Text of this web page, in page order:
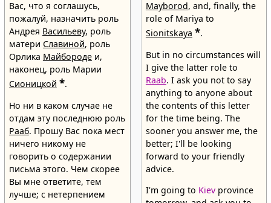
Вас, что я соглашусь,
пожалуй, назначить роль
Андрея Васильеву, роль
матери Славиной, роль
Орлика Майбородеи,
наконец, роль Марии
Сионицкой *.
Но ни в каком случае не
отдам эту последнюю роль
Рааб. Прошу Вас пока мест
ничего никому не
говорить о содержании
письма этого. Чем скорее
Вы мне ответите, тем
лучше; с нетерпением
Mayborod, and, finally, the
role of Mariya to
Sionitskaya *.
But in no circumstances will
I give the latter role to
Raab. I ask you not to say
anything to anyone about
the contents of this letter
for the time being. The
sooner you answer me, the
better; I'll be looking
forward to your friendly
advice.
I'm going to Kievprovince